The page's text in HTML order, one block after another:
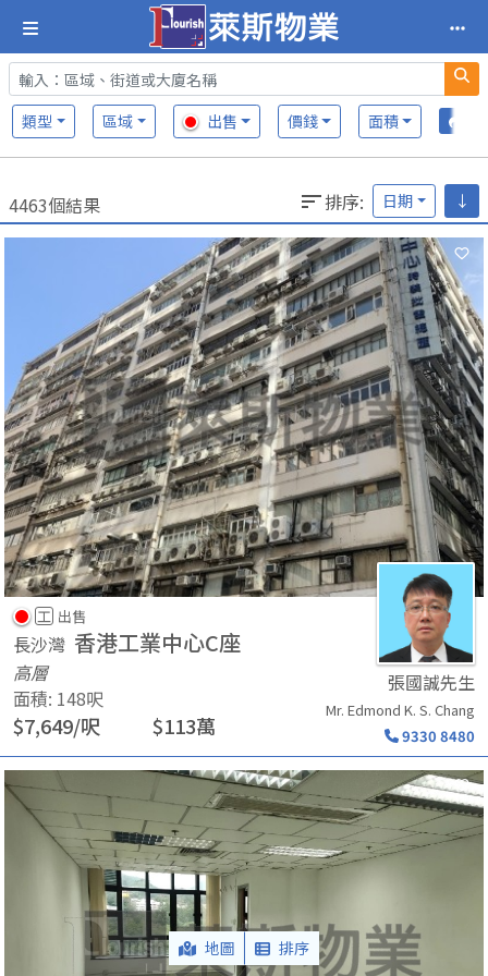
類型 區域 出售 價錢 面積
4463個結果 排序: 日期 ↓
工 出售
長沙灣 香港工業中心C座
高層
面積: 148呎
$7,649/呎 $113萬
張國誠先生
Mr. Edmond K. S. Chang
9330 8480
地圖 排序